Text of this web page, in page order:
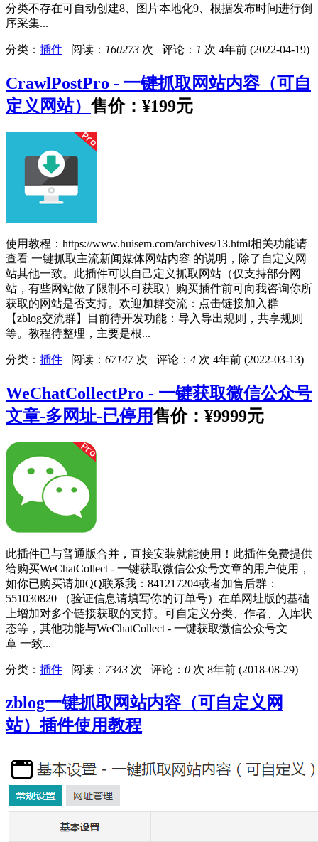
分类不存在可自动创建8、图片本地化9、根据发布时间进行倒
序采集...
分类： 插件 阅读： 160273 次 评论： 1 次 4年前 (2022-04-19)
CrawlPostPro - 一键抓取网站内容（可自
定义网站） 售价： ¥199元
使用教程：https://www.huisem.com/archives/13.html相关功能请
查看 一键抓取主流新闻媒体网站内容 的说明，除了自定义网
站其他一致。此插件可以自己定义抓取网站（仅支持部分网
站，有些网站做了限制不可获取）购买插件前可向我咨询你所
获取的网站是否支持。欢迎加群交流：点击链接加入群
【zblog交流群】目前待开发功能：导入导出规则，共享规则
等。教程待整理，主要是根...
分类： 插件 阅读： 67147 次 评论： 4 次 4年前 (2022-03-13)
WeChatCollectPro - 一键获取微信公众号
文章-多网址-已停用售价： ¥9999元
此插件已与普通版合并，直接安装就能使用！此插件免费提供
给购买WeChatCollect - 一键获取微信公众号文章的用户使用，
如你已购买请加QQ联系我：841217204或者加售后群：
551030820 （验证信息请填写你的订单号）在单网址版的基础
上增加对多个链接获取的支持。可自定义分类、作者、入库状
态等，其他功能与WeChatCollect - 一键获取微信公众号文
章 一致...
分类： 插件 阅读： 7343 次 评论： 0 次 8年前 (2018-08-29)
zblog一键抓取网站内容（可自定义网
站）插件使用教程